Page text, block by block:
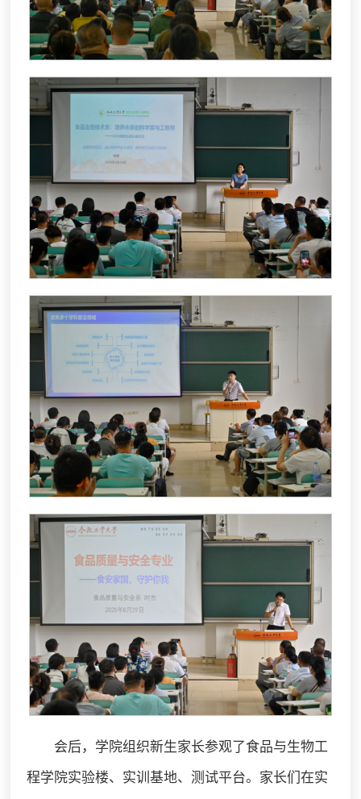
会后，学院组织新生家长参观了食品与生物工
程学院实验楼、实训基地、测试平台。家长们在实